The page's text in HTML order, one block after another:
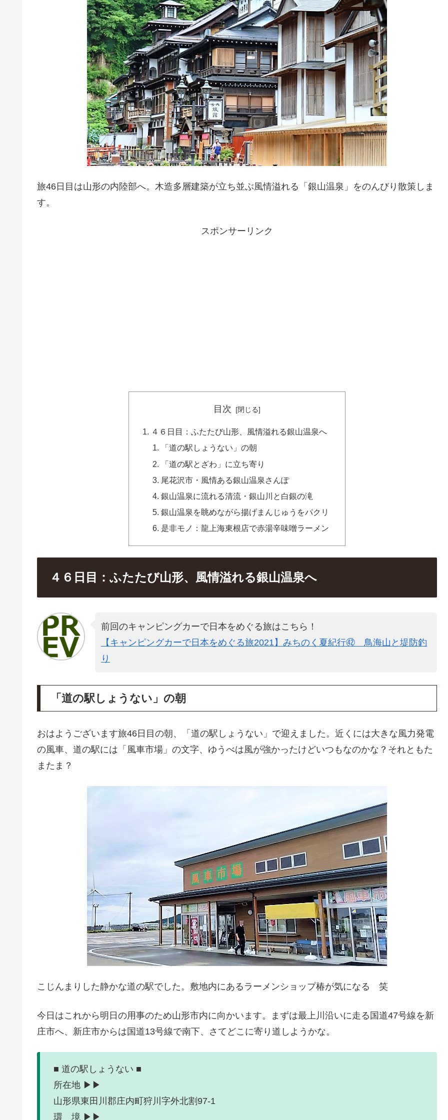
旅46日目は山形の内陸部へ。木造多層建築が立ち並ぶ風情溢れる「銀山温泉」をのんびり散策しま
す。
スポンサーリンク
目次
４６日目：ふたたび山形、風情溢れる銀山温泉へ
「道の駅しょうない」の朝
「道の駅とざわ」に立ち寄り
尾花沢市・風情ある銀山温泉さんぽ
銀山温泉に流れる清流・銀山川と白銀の滝
銀山温泉を眺めながら揚げまんじゅうをパクリ
是非モノ：龍上海東根店で赤湯辛味噌ラーメン
４６日目：ふたたび山形、風情溢れる銀山温泉へ
前回のキャンピングカーで日本をめぐる旅はこちら！
【キャンピングカーで日本をめぐる旅2021】みちのく夏紀行㊷ 鳥海山と堤防釣
り
「道の駅しょうない」の朝
おはようございます旅46日目の朝、「道の駅しょうない」で迎えました。近くには大きな風力発電
の風車、道の駅には「風車市場」の文字、ゆうべは風が強かったけどいつもなのかな？それともた
またま？
こじんまりした静かな道の駅でした。敷地内にあるラーメンショップ椿が気になる 笑
今日はこれから明日の用事のため山形市内に向かいます。まずは最上川沿いに走る国道47号線を新
庄市へ、新庄市からは国道13号線で南下、さてどこに寄り道しようかな。
■ 道の駅しょうない ■
所在地 ▶▶
山形県東田川郡庄内町狩川字外北割97-1
環 境 ▶▶